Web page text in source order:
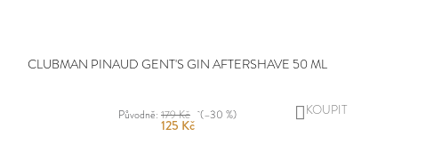
CLUBMAN PINAUD GENT'S GIN AFTERSHAVE 50 ML
Původně: 179 Kč (–30 %)
125 Kč
DO